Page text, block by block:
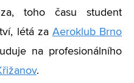
toho času student
létá za Aeroklub Brno
na profesionálního
.